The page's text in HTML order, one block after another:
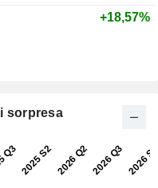
+18,57%
sorpresa